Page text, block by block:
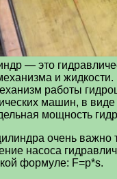
— это
и жидкости.
работы
машин, в
мощность
очень важно
насоса
формуле: F=p*s.